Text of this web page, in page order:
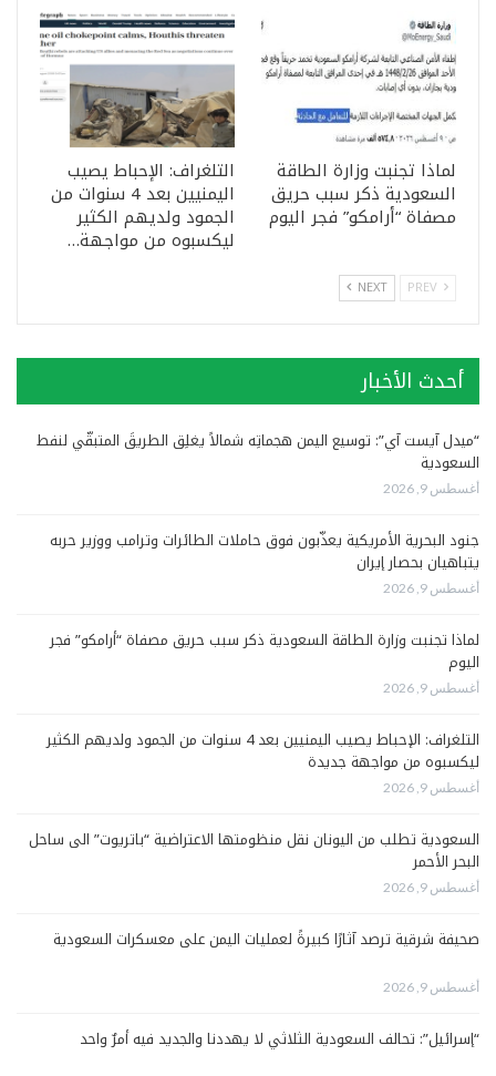
لماذا تجنبت وزارة الطاقة
السعودية ذكر سبب حريق
مصفاة “أرامكو” فجر اليوم
التلغراف: الإحباط يصيب
اليمنيين بعد 4 سنوات من
الجمود ولديهم الكثير
ليكسبوه من مواجهة…
NEXT
أحدث الأخبار
“ميدل آيست آي”: توسيع اليمن هجماتِه شمالاً يغلِق الطريقَ المتبقّي لنفط
السعودية
أغسطس 9, 2026
جنود البحرية الأمريكية يعذّبون فوق حاملات الطائرات وترامب ووزير حربه
يتباهيان بحصار إيران
أغسطس 9, 2026
لماذا تجنبت وزارة الطاقة السعودية ذكر سبب حريق مصفاة “أرامكو” فجر
اليوم
أغسطس 9, 2026
التلغراف: الإحباط يصيب اليمنيين بعد 4 سنوات من الجمود ولديهم الكثير
ليكسبوه من مواجهة جديدة
أغسطس 9, 2026
السعودية تطلب من اليونان نقل منظومتها الاعتراضية “باتريوت” الى ساحل
البحر الأحمر
أغسطس 9, 2026
صحيفة شرقية ترصد آثارًا كبيرةً لعمليات اليمن على معسكرات السعودية
أغسطس 9, 2026
“إسرائيل”: تحالف السعودية الثلاثي لا يهددنا والجديد فيه أمرٌ واحد